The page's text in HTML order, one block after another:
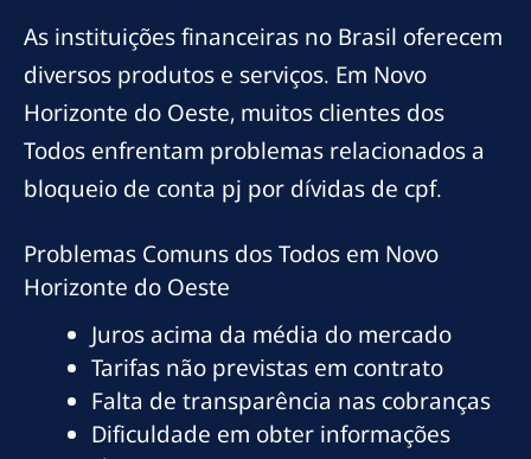
As instituições financeiras no Brasil oferecem
diversos produtos e serviços. Em Novo
Horizonte do Oeste, muitos clientes dos
Todos enfrentam problemas relacionados a
bloqueio de conta pj por dívidas de cpf.
Problemas Comuns dos Todos em Novo
Horizonte do Oeste
Juros acima da média do mercado
Tarifas não previstas em contrato
Falta de transparência nas cobranças
Dificuldade em obter informações